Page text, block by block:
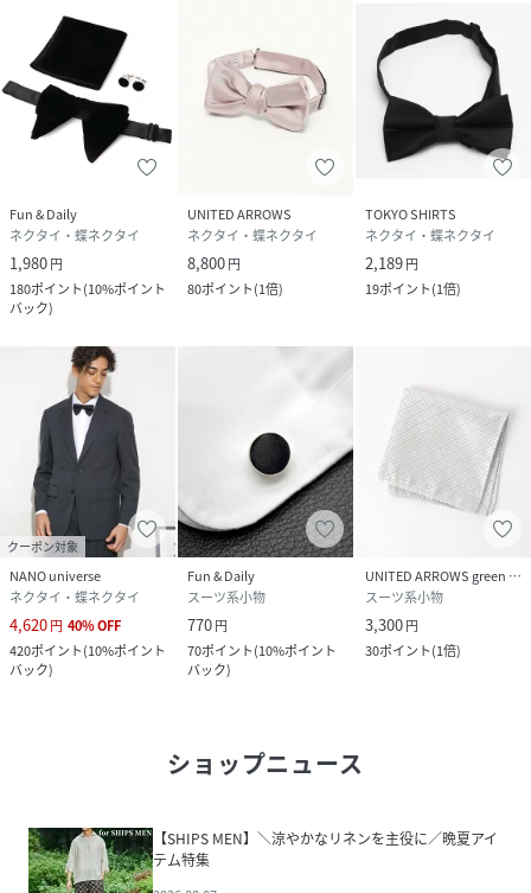
Fun & Daily
ネクタイ・蝶ネクタイ
1,980円
180ポイント(10%ポイント
バック)
UNITED ARROWS
ネクタイ・蝶ネクタイ
8,800円
80ポイント(1倍)
TOKYO SHIRTS
ネクタイ・蝶ネクタイ
2,189円
19ポイント(1倍)
クーポン対象
NANO universe
ネクタイ・蝶ネクタイ
4,620円 40%OFF
420ポイント(10%ポイント
バック)
Fun & Daily
スーツ系小物
770円
70ポイント(10%ポイント
バック)
UNITED ARROWS green label relaxing
スーツ系小物
3,300円
30ポイント(1倍)
ショップニュース
【SHIPS MEN】＼涼やかなリネンを主役に／晩夏アイ
テム特集